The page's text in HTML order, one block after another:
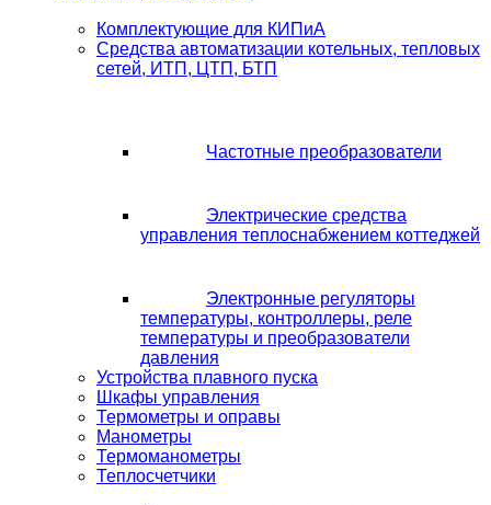
Комплектующие для КИПиА
Средства автоматизации котельных, тепловых
сетей, ИТП, ЦТП, БТП
Частотные преобразователи
Электрические средства
управления теплоснабжением коттеджей
Электронные регуляторы
температуры, контроллеры, реле
температуры и преобразователи
давления
Устройства плавного пуска
Шкафы управления
Термометры и оправы
Манометры
Термоманометры
Теплосчетчики